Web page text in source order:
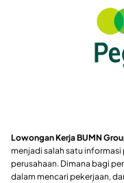
Lowongan Kerja BUMN
menjadi salah satu
perusahaan. Dimana bagi
dalam mencari pekerjaan,